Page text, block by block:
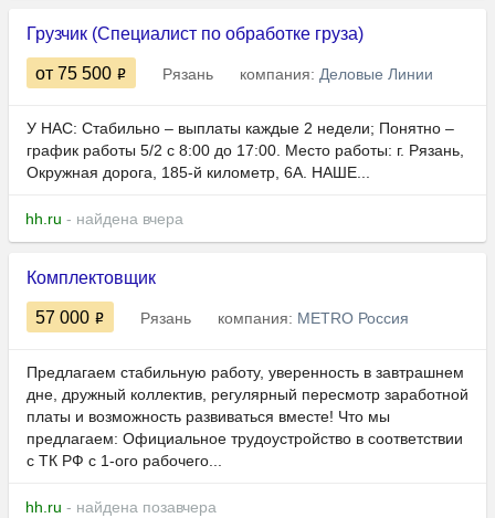
Грузчик (Специалист по обработке груза)
от 75 500 Рязань компания: Деловые Линии
У НАС: Стабильно – выплаты каждые 2 недели; Понятно –
график работы 5/2 с 8:00 до 17:00. Место работы: г. Рязань,
Окружная дорога, 185-й километр, 6А. НАШЕ...
hh.ru - найдена вчера
Комплектовщик
57 000 Рязань компания: METRO Россия
Предлагаем стабильную работу, уверенность в завтрашнем
дне, дружный коллектив, регулярный пересмотр заработной
платы и возможность развиваться вместе! Что мы
предлагаем: Официальное трудоустройство в соответствии
с ТК РФ с 1-ого рабочего...
hh.ru - найдена позавчера